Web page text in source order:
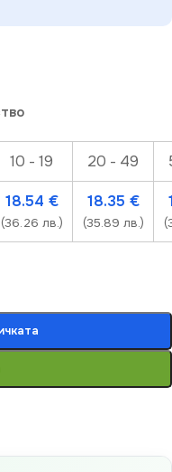
10 - 19 20 - 49
18.54 €
(36.26 лв.)
18.35 €
(35.89 лв.)